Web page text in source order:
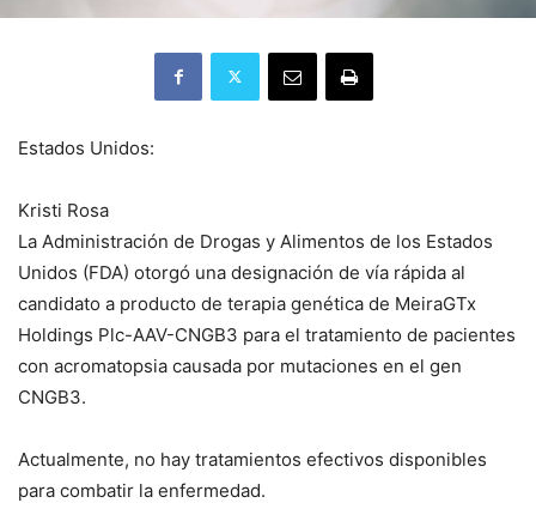
Estados Unidos:
Kristi Rosa
La Administración de Drogas y Alimentos de los Estados
Unidos (FDA) otorgó una designación de vía rápida al
candidato a producto de terapia genética de MeiraGTx
Holdings Plc-AAV-CNGB3 para el tratamiento de pacientes
con acromatopsia causada por mutaciones en el gen
CNGB3.
Actualmente, no hay tratamientos efectivos disponibles
para combatir la enfermedad.